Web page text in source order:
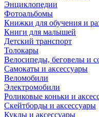
Энциклопедии
Фотоальбомы
Книжки для обучения и
Книги для малышей
Детский транспорт
Толокары
Велосипеды, беговелы и
Самокаты и аксессуары
Веломобили
Электромобили
Роликовые коньки и
Скейтборды и аксессуары
Куклы и аксессуары